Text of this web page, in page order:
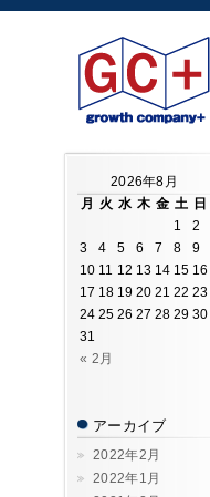
2026年8月
月
火 水 木 金 土 日
« 2月
1
2
3
4 5 6 7 8
9
10 11 12 13 14 15 16
17 18 19 20 21 22 23
24 25 26 27 28 29 30
31
アーカイブ
2022年2月
2022年1月